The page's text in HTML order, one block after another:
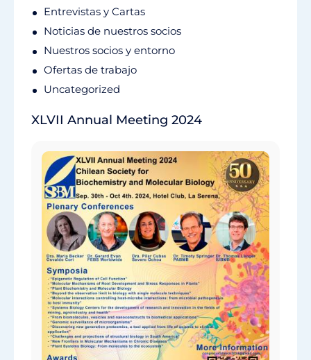
Entrevistas y Cartas
Noticias de nuestros socios
Nuestros socios y entorno
Ofertas de trabajo
Uncategorized
XLVII Annual Meeting 2024